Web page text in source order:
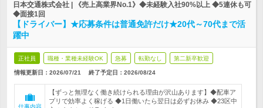
日本交通株式会社 | 《売上高業界No.1》◆未経験入社90%以上 ◆5連休も可
◆面接1回
【ドライバー】★応募条件は普通免許だけ★20代～70代まで活
躍中
正社員 職種・業種未経験OK 急募 転勤なし 第二新卒歓迎
情報更新日：2026/07/21 終了予定日： 2026/08/24
仕事内容
【ずっと無理なく働き続けられる理由が沢山あります】◆配車ア
プリで効率よく稼げる ◆1日働いたら翌日は必ずお休み ◆23区中